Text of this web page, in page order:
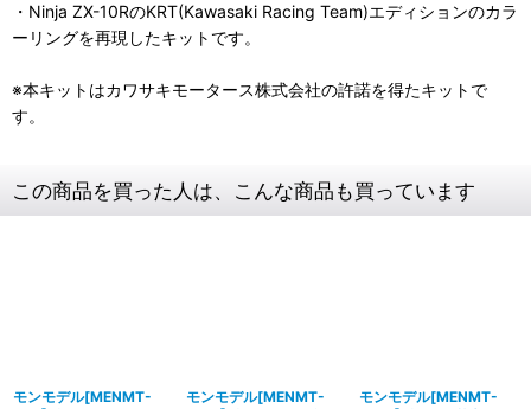
・Ninja ZX-10RのKRT(Kawasaki Racing Team)エディションのカラ
ーリングを再現したキットです。
※本キットはカワサキモータース株式会社の許諾を得たキットで
す。
この商品を買った人は、こんな商品も買っています
モンモデル[MENMT-
モンモデル[MENMT-
モンモデル[MENMT-